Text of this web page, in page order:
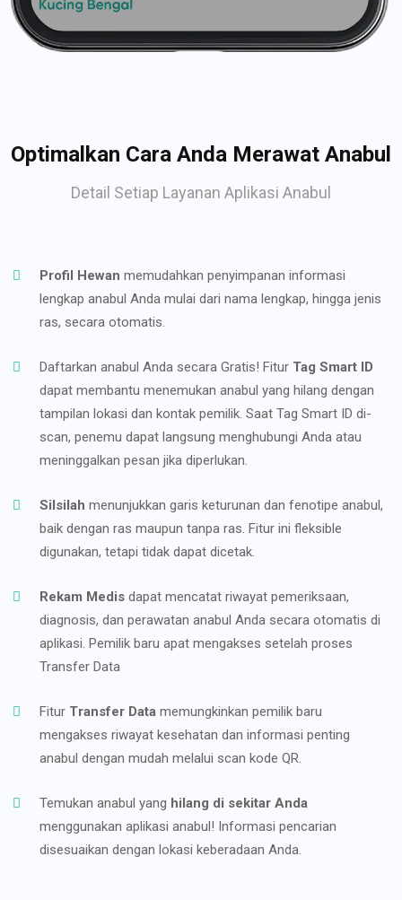
Optimalkan Cara Anda Merawat Anabul
Detail Setiap Layanan Aplikasi Anabul
Profil Hewan memudahkan penyimpanan informasi
lengkap anabul Anda mulai dari nama lengkap, hingga jenis
ras, secara otomatis.
Daftarkan anabul Anda secara Gratis! Fitur Tag Smart ID
dapat membantu menemukan anabul yang hilang dengan
tampilan lokasi dan kontak pemilik. Saat Tag Smart ID di-
scan, penemu dapat langsung menghubungi Anda atau
meninggalkan pesan jika diperlukan.
Silsilah menunjukkan garis keturunan dan fenotipe anabul,
baik dengan ras maupun tanpa ras. Fitur ini fleksible
digunakan, tetapi tidak dapat dicetak.
Rekam Medis dapat mencatat riwayat pemeriksaan,
diagnosis, dan perawatan anabul Anda secara otomatis di
aplikasi. Pemilik baru apat mengakses setelah proses
Transfer Data
Fitur Transfer Data memungkinkan pemilik baru
mengakses riwayat kesehatan dan informasi penting
anabul dengan mudah melalui scan kode QR.
Temukan anabul yang hilang di sekitar Anda
menggunakan aplikasi anabul! Informasi pencarian
disesuaikan dengan lokasi keberadaan Anda.